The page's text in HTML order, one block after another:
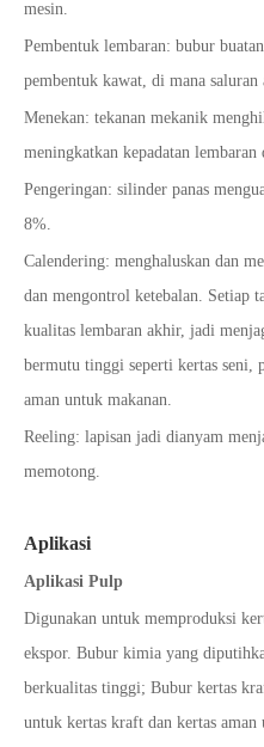
mesin.
Pembentuk lembaran: bubur
pembentuk kawat, di mana
Menekan: tekanan mekanik
meningkatkan kepadatan lembaran
Pengeringan: silinder panas
8%.
Calendering: menghaluskan dan
dan mengontrol ketebalan. Setiap
kualitas lembaran akhir, jadi
bermutu tinggi seperti kertas seni,
aman untuk makanan.
Reeling: lapisan jadi dianyam
memotong.
Aplikasi
Aplikasi Pulp
Digunakan untuk memproduksi
ekspor. Bubur kimia yang
berkualitas tinggi; Bubur kertas
untuk kertas kraft dan kertas